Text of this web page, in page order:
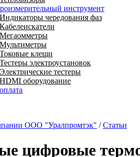
инструмент
Индикаторы чередования фаз
Кабелеискатели
Мегаомметры
Мультиметры
Токовые клещи
Тестеры электроустановок
Электрические тестеры
HDMI оборудование
ООО "Уралпромтэк" /Статьи
цифровые